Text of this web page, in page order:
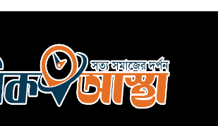
অবস্থানে আছে ছাত্রদল
হযরত শাহজালাল বিমানবন্দরে